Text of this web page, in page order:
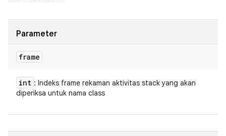
Parameter
frame
int : Indeks frame rekaman aktivitas stack yang akan
diperiksa untuk nama class